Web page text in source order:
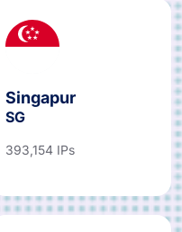
Singapur
SG
393,154 IPs